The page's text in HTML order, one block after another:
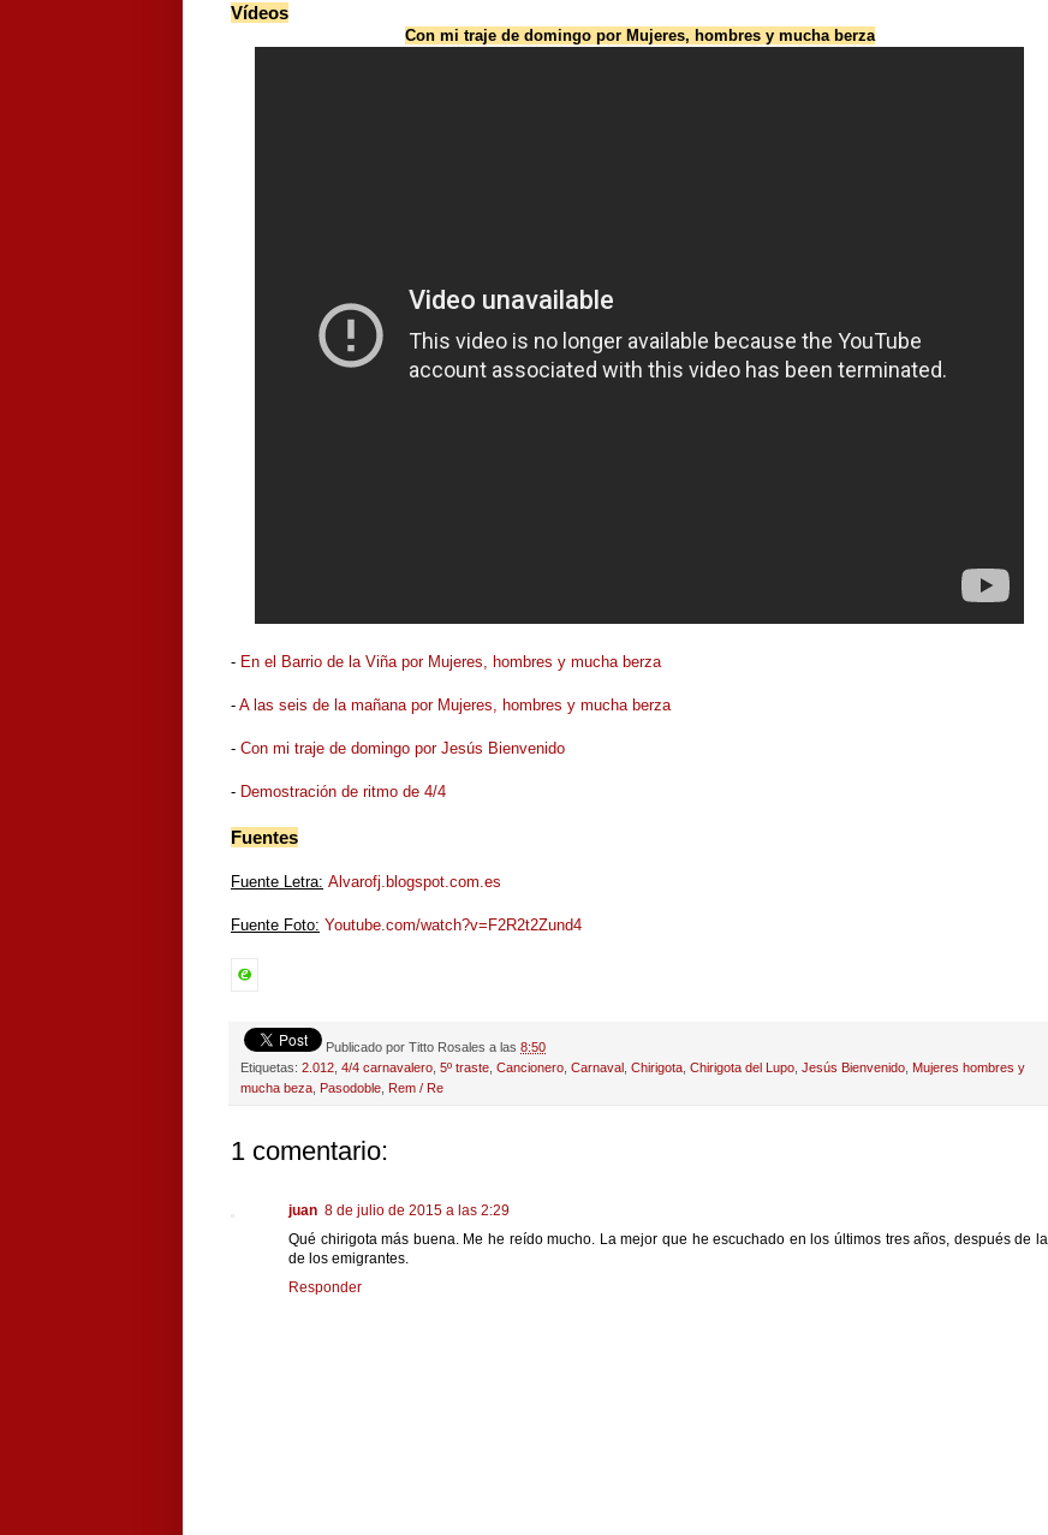
Vídeos
Con mi traje de domingo por Mujeres, hombres y mucha berza
- En el Barrio de la Viña por Mujeres, hombres y mucha berza
- A las seis de la mañana por Mujeres, hombres y mucha berza
- Con mi traje de domingo por Jesús Bienvenido
- Demostración de ritmo de 4/4
Fuentes
Fuente Letra: Alvarofj.blogspot.com.es
Fuente Foto: Youtube.com/watch?v=F2R2t2Zund4
Publicado por Titto Rosales a las 8:50
Etiquetas: 2.012 4/4 carnavalero 5º traste Cancionero Carnaval Chirigota Chirigota del Lupo Jesús Bienvenido Mujeres hombres y
mucha beza Pasodoble Rem / Re
1 comentario:
juan 8 de julio de 2015 a las 2:29
Qué chirigota más buena. Me he reído mucho. La mejor que he escuchado en los últimos tres años, después de la
de los emigrantes.
Responder